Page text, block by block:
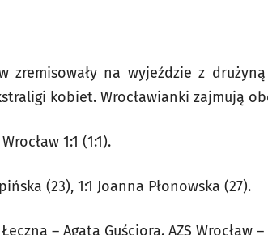
zremisowały na wyjeździe z
kobiet. Wrocławianki zajmują
1:1 (1:1).
(23), 1:1 Joanna Płonowska (27).
– Agata Guściora. AZS Wrocław